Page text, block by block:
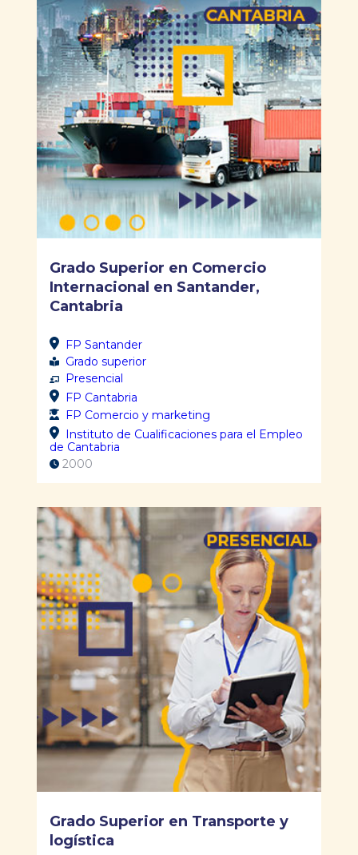
Grado Superior en Comercio
Internacional en Santander,
Cantabria
FP Santander
Grado superior
Presencial
FP Cantabria
FP Comercio y marketing
Instituto de Cualificaciones para el Empleo
de Cantabria
2000
Grado Superior en Transporte y
logística